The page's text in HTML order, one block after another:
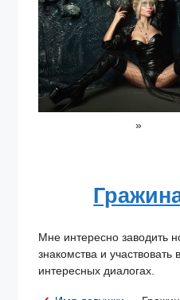
»
Мне интересно заводить
знакомства и участвовать в
интересных диалогах.